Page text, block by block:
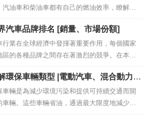
汽油車和柴油車都有自己的燃油效率，瞭解這
對於評估駕駛員的經濟性和環境影響至關重
在本文中，我們將比較電動、汽油和柴油汽車
油效率，並探...
汽車品牌排名 [銷量、市場份額]
行業在全球經濟中發揮著重要作用，每個國家
區的各種品牌之間存在著激烈的競爭。在本文
我們將根據銷量和市場份額分析世界汽車品牌
名，並瞭解主要品牌的特點和成功因素。通過
方式，我們將瞭解汽車...
環保車輛類型 |電動汽車、混合動力汽
插電式混合動力汽車、FCV、CNG
車輛是為減少環境污染和提供可持續交通而開
車輛。這些車輛省油，通過最大限度地減少或
消除碳排放，有助於減少空氣污染。近年來，